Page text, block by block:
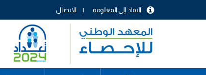
menu
header
الاتصال النفاذ إلى المعلومة